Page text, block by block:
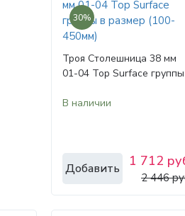
30%
Троя Столешница 38 мм
01-04 Top Surface
В наличии
Добавить 1 712
2 446